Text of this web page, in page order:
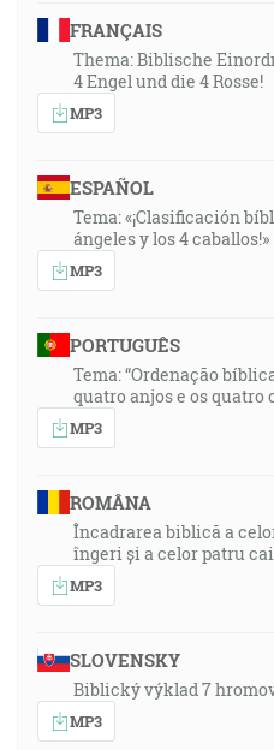
FRANÇAIS
Thema: Biblische
4 Engel und die 4 Rosse!
MP3
ESPAÑOL
Tema: «¡Clasificación
ángeles y los 4 caballos!»
MP3
PORTUGUÊS
Tema: “Ordenação
quatro anjos e os quatro
MP3
ROMÂNA
Încadrarea biblică a
îngeri și a celor patru
MP3
SLOVENSKY
Biblický výklad 7
MP3